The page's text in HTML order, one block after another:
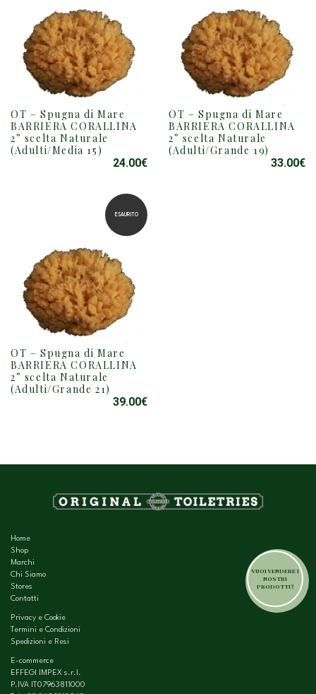
OT – Spugna di Mare
BARRIERA CORALLINA
2° scelta Naturale
(Adulti/Media 15)
24.00€
OT – Spugna di Mare
BARRIERA CORALLINA
2° scelta Naturale
(Adulti/Grande 19)
33.00€
ESAURITO
OT – Spugna di Mare
BARRIERA CORALLINA
2° scelta Naturale
(Adulti/Grande 21)
39.00€
VUOI VENDERE I
NOSTRI
PRODOTTI?
Home
Shop
Marchi
Chi Siamo
Stores
Contatti
Privacy e Cookie
Termini e Condizioni
Spedizioni e Resi
E-commerce
EFFEGI IMPEX s.r.l.
P.IVA IT07963811000